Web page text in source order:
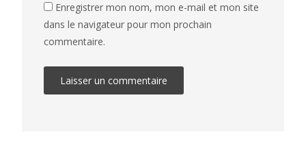
Enregistrer mon nom, mon e-mail et mon site
dans le navigateur pour mon prochain
commentaire.